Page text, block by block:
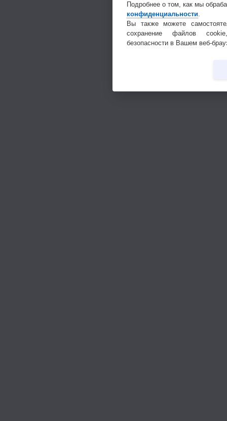
Подробнее о том, как мы
конфиденциальности
Вы также можете
сохранение файлов
безопасности в Вашем веб-